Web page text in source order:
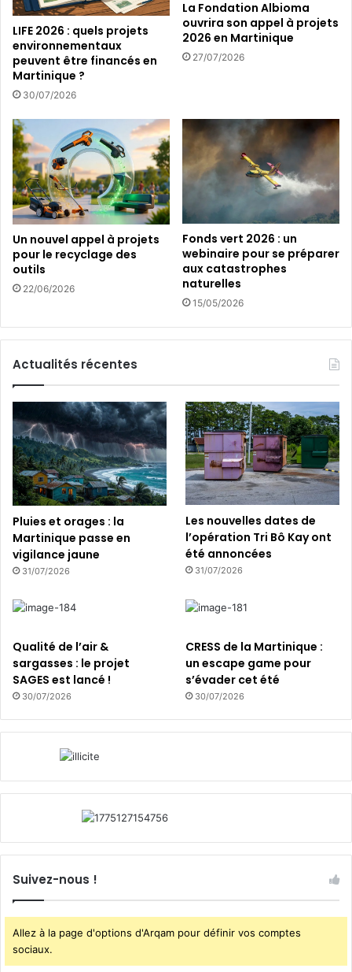
a
b
l
e
e
d
e
a
b
o
d
i
v
e
r
i
t
d
n
l
t
r
e
-
e
r
LIFE 2026 : quels projets
environnementaux
peuvent être financés en
Martinique ?
30/07/2026
La Fondation Albioma
ouvrira son appel à projets
2026 en Martinique
27/07/2026
Un nouvel appel à projets
pour le recyclage des
outils
22/06/2026
Fonds vert 2026 : un
webinaire pour se préparer
aux catastrophes
naturelles
15/05/2026
Actualités récentes
Pluies et orages : la
Martinique passe en
vigilance jaune
31/07/2026
Les nouvelles dates de
l’opération Tri Bô Kay ont
été annoncées
31/07/2026
Qualité de l’air &
sargasses : le projet
SAGES est lancé !
30/07/2026
CRESS de la Martinique :
un escape game pour
s’évader cet été
30/07/2026
Suivez-nous !
Allez à la page d'options d'Arqam pour définir vos comptes
sociaux.